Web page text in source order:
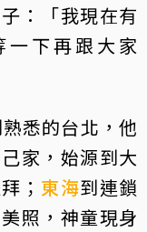
：「我現在有
下再跟大家
悉的台北，他
家，始源到大
； 東海到連鎖
照，神童現身